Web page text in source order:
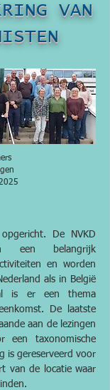
VAN
NVKD
De NVKD
een belangrijk
en worden
als in België
is er een thema
De laatste
aan de lezingen
een taxonomische
is gereserveerd voor
van de locatie waar